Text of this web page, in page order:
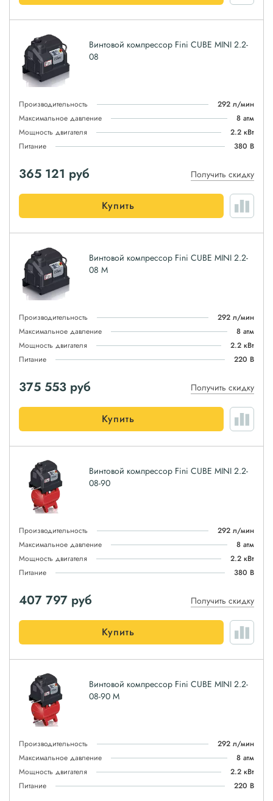
Винтовой компрессор Fini CUBE MINI 2.2-
08
Производительность
292 л/мин
Максимальное давление
8 атм
Мощность двигателя
2.2 кВт
Питание
380 В
365 121 руб Получить скидку
Купить
Винтовой компрессор Fini CUBE MINI 2.2-
08 M
Производительность
292 л/мин
Максимальное давление
8 атм
Мощность двигателя
2.2 кВт
Питание
220 В
375 553 руб Получить скидку
Купить
Винтовой компрессор Fini CUBE MINI 2.2-
08-90
Производительность
292 л/мин
Максимальное давление
8 атм
Мощность двигателя
2.2 кВт
Питание
380 В
407 797 руб Получить скидку
Купить
Винтовой компрессор Fini CUBE MINI 2.2-
08-90 M
Производительность
292 л/мин
Максимальное давление
8 атм
Мощность двигателя
2.2 кВт
Питание
220 В